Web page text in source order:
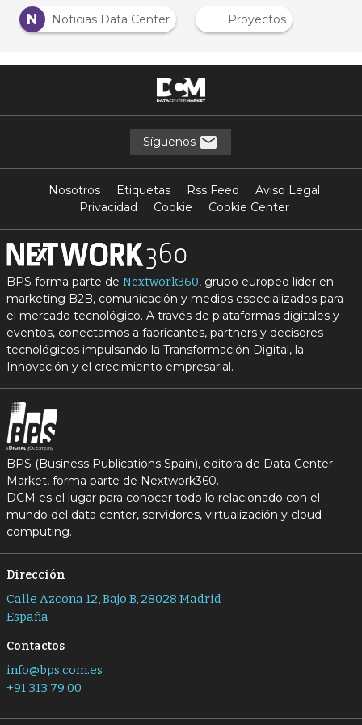
N
Noticias Data Center Proyectos
Síguenos
Nosotros Etiquetas Rss Feed
Aviso Legal
Privacidad
Cookie Cookie Center
BPS forma parte de Nextwork360, grupo europeo líder en
marketing B2B, comunicación y medios especializados para
el mercado tecnológico. A través de plataformas digitales y
eventos, conectamos a fabricantes, partners y decisores
tecnológicos impulsando la Transformación Digital, la
Innovación y el crecimiento empresarial.
BPS (Business Publications Spain), editora de Data Center
Market, forma parte de Nextwork360.
DCM es el lugar para conocer todo lo relacionado con el
mundo del data center, servidores, virtualización y cloud
computing.
Dirección
Calle Azcona 12, Bajo B, 28028 Madrid
España
Contactos
info@bps.com.es
+91 313 79 00